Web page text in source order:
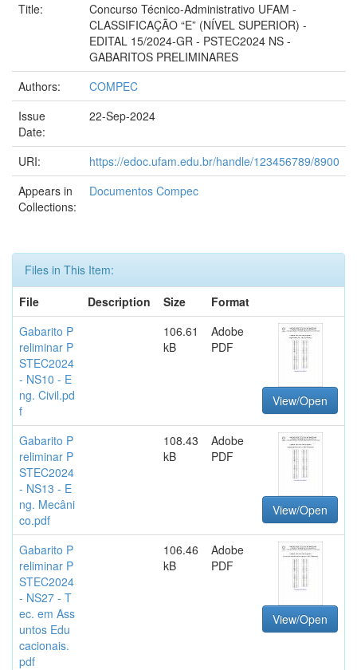
Title:
Concurso Técnico-Administrativo UFAM -
CLASSIFICAÇÃO “E” (NÍVEL SUPERIOR) -
EDITAL 15/2024-GR - PSTEC2024 NS -
GABARITOS PRELIMINARES
Authors:
COMPEC
Issue
Date:
22-Sep-2024
URI:
https://edoc.ufam.edu.br/handle/123456789/8900
Appears in
Collections:
Documentos Compec
Files in This Item:
File
Description Size
Format
Gabarito P
reliminar P
STEC2024
- NS10 - E
ng. Civil.pd
f
106.61
kB
Adobe
PDF
View/Open
Gabarito P
reliminar P
STEC2024
- NS13 - E
ng. Mecâni
co.pdf
108.43
kB
Adobe
PDF
View/Open
Gabarito P
reliminar P
STEC2024
- NS27 - T
ec. em Ass
untos Edu
cacionais.
pdf
106.46
kB
Adobe
PDF
View/Open